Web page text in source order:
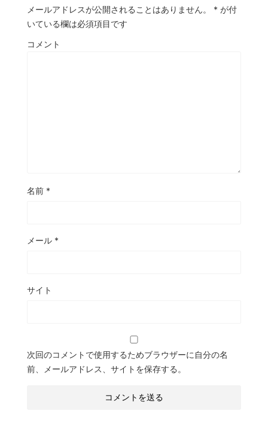
メールアドレスが公開されることはありません。 * が付
いている欄は必須項目です
コメント
名前 *
メール *
サイト
次回のコメントで使用するためブラウザーに自分の名
前、メールアドレス、サイトを保存する。